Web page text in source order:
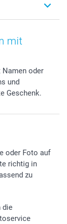
mit
Namen oder
und
Geschenk.
oder Foto auf
richtig in
zu
die